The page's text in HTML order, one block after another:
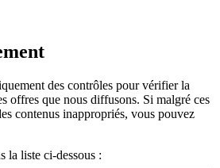
des contrôles pour vérifier la
offres que nous diffusons. Si malgré ces
contenus inappropriés, vous pouvez
la liste ci-dessous :